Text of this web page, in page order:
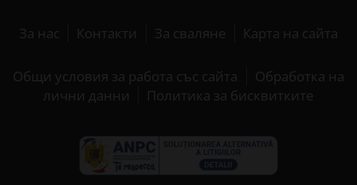
За нас Контакти За сваляне Карта на сайта
Общи условия за работа със сайта
Обработка на
лични данни
Политика за бисквитките